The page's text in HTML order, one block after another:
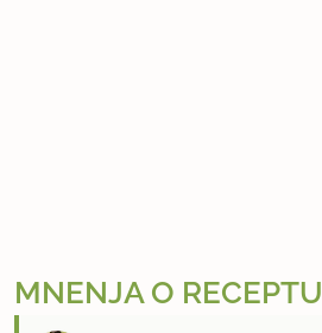
MNENJA O RECEPTU